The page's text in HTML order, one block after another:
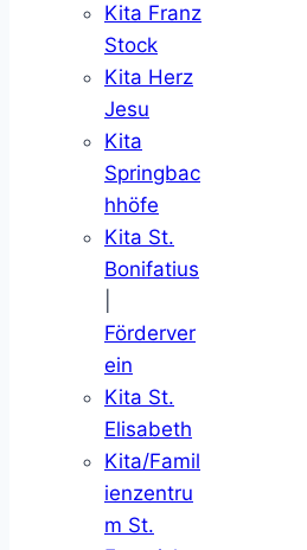
Kita Franz
Stock
Kita Herz
Jesu
Kita
Springbac
hhöfe
Kita St.
Bonifatius
Förderver
ein
Kita St.
Elisabeth
Kita/Famil
ienzentru
m St.